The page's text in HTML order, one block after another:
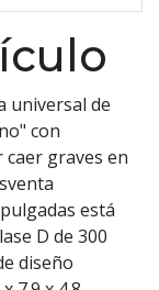
universal de
con
graves en
está
D de 300
diseño